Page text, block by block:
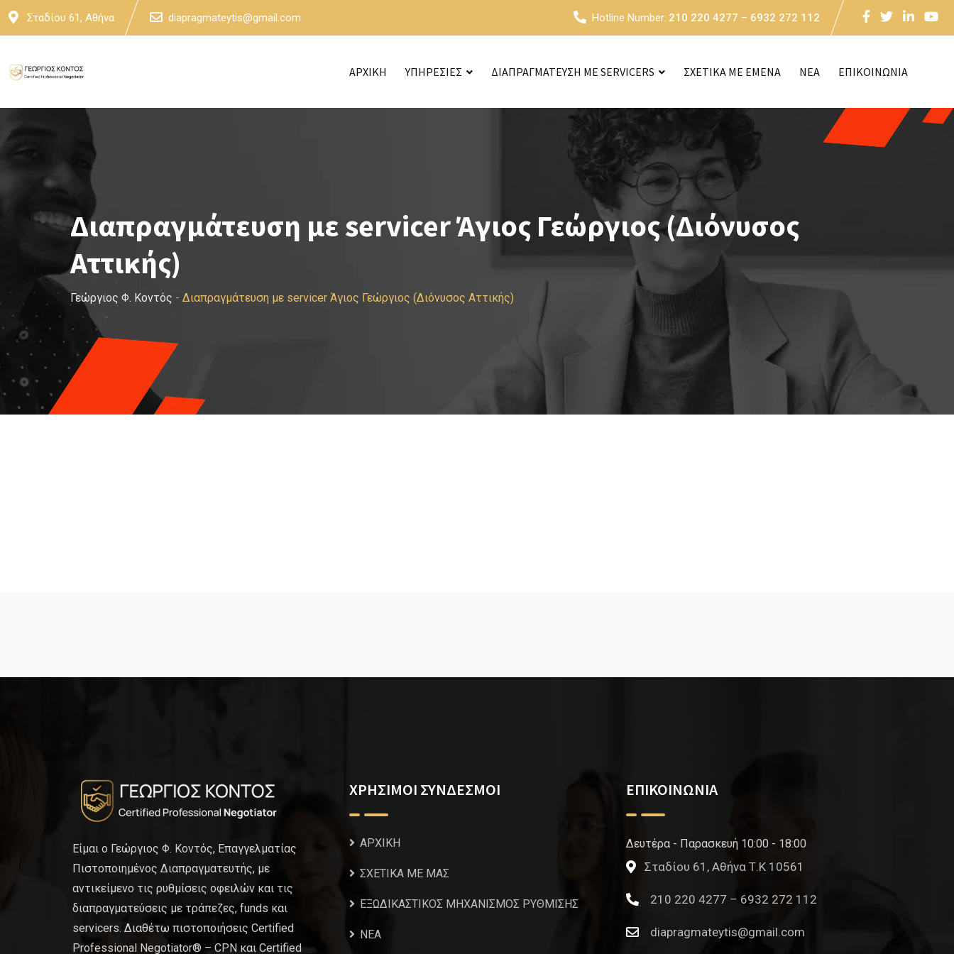
Skip
Σταδίου 61, Αθήνα diapragmateytis@gmail.com Hotline Number: 210 220 4277 – 6932 272 112
ΑΡΧΙΚΗ ΥΠΗΡΕΣΙΕΣ ΔΙΑΠΡΑΓΜΑΤΕΥΣΗ ΜΕ SERVICERS ΣΧΕΤΙΚΑ ΜΕ ΕΜΕΝΑ NEA ΕΠΙΚΟΙΝΩΝΙΑ
Διαπραγμάτευση με servicer Άγιος Γεώργιος (Διόνυσος
Αττικής)
Γεώργιος Φ. Κοντός - Διαπραγμάτευση με servicer Άγιος Γεώργιος (Διόνυσος Αττικής)
Είμαι ο Γεώργιος Φ. Κοντός, Επαγγελματίας
Πιστοποιημένος Διαπραγματευτής, με
αντικείμενο τις ρυθμίσεις οφειλών και τις
διαπραγματεύσεις με τράπεζες, funds και
servicers. Διαθέτω πιστοποιήσεις Certified
Professional Negotiator® – CPN και Certified
ΧΡΗΣΙΜΟΙ ΣΥΝΔΕΣΜΟΙ
ΑΡΧΙΚΗ
ΣΧΕΤΙΚΑ ΜΕ ΜΑΣ
ΕΞΩΔΙΚΑΣΤΙΚΟΣ ΜΗΧΑΝΙΣΜΟΣ ΡΥΘΜΙΣΗΣ
NEA
ΕΠΙΚΟΙΝΩΝΙΑ
Δευτέρα - Παρασκευή 10:00 - 18:00
Σταδίου 61, Αθήνα Τ.Κ 10561
210 220 4277 – 6932 272 112
diapragmateytis@gmail.com